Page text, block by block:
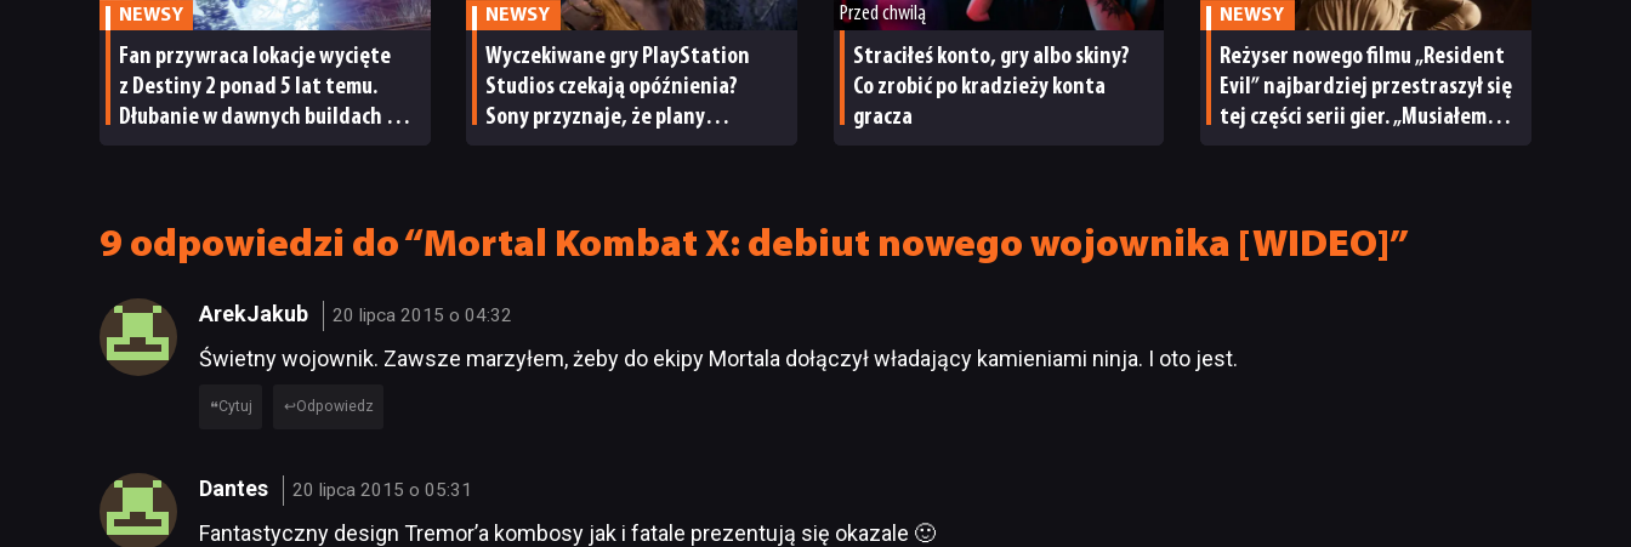
NEWSY
Fan przywraca lokacje wycięte
z Destiny 2 ponad 5 lat temu.
Dłubanie w dawnych buildach gry
NEWSY
Wyczekiwane gry PlayStation
Studios czekają opóźnienia?
Sony przyznaje, że plany
Przed chwilą
Straciłeś konto, gry albo skiny?
Co zrobić po kradzieży konta
gracza
NEWSY
Reżyser nowego filmu „Resident
Evil” najbardziej przestraszył się
tej części serii gier. „Musiałem
9 odpowiedzi do “Mortal Kombat X: debiut nowego wojownika [WIDEO]”
ArekJakub 20 lipca 2015 o 04:32
Świetny wojownik. Zawsze marzyłem, żeby do ekipy Mortala dołączył władający kamieniami ninja. I oto jest.
Cytuj Odpowiedz
Dantes 20 lipca 2015 o 05:31
Fantastyczny design Tremor’a kombosy jak i fatale prezentują się okazale 🙂